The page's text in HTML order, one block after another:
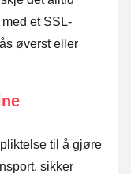
et SSL-
øverst eller
til å gjøre
sikker